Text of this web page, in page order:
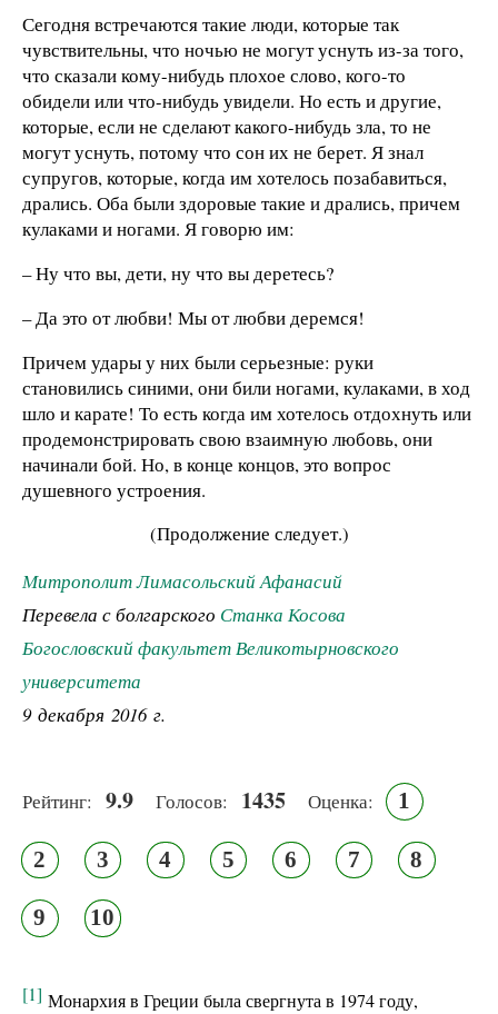
Сегодня встречаются такие люди, которые так
чувствительны, что ночью не могут уснуть из-за того,
что сказали кому-нибудь плохое слово, кого-то
обидели или что-нибудь увидели. Но есть и другие,
которые, если не сделают какого-нибудь зла, то не
могут уснуть, потому что сон их не берет. Я знал
супругов, которые, когда им хотелось позабавиться,
дрались. Оба были здоровые такие и дрались, причем
кулаками и ногами. Я говорю им:
– Ну что вы, дети, ну что вы деретесь?
– Да это от любви! Мы от любви деремся!
Причем удары у них были серьезные: руки
становились синими, они били ногами, кулаками, в ход
шло и карате! То есть когда им хотелось отдохнуть или
продемонстрировать свою взаимную любовь, они
начинали бой. Но, в конце концов, это вопрос
душевного устроения.
(Продолжение следует.)
Митрополит Лимасольский Афанасий
Перевела с болгарского Станка Косова
Богословский факультет Великотырновского
университета
9 декабря 2016 г.
Рейтинг: 9.9 Голосов: 1435 Оценка: 1
2 3 4 5 6 7 8
9 10
[1] Монархия в Греции была свергнута в 1974 году,